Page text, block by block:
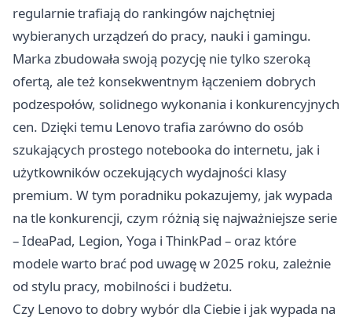
regularnie trafiają do rankingów najchętniej
wybieranych urządzeń do pracy, nauki i gamingu.
Marka zbudowała swoją pozycję nie tylko szeroką
ofertą, ale też konsekwentnym łączeniem dobrych
podzespołów, solidnego wykonania i konkurencyjnych
cen. Dzięki temu Lenovo trafia zarówno do osób
szukających prostego notebooka do internetu, jak i
użytkowników oczekujących wydajności klasy
premium. W tym poradniku pokazujemy, jak wypada
na tle konkurencji, czym różnią się najważniejsze serie
– IdeaPad, Legion, Yoga i ThinkPad – oraz które
modele warto brać pod uwagę w 2025 roku, zależnie
od stylu pracy, mobilności i budżetu.
Czy Lenovo to dobry wybór dla Ciebie i jak wypada na